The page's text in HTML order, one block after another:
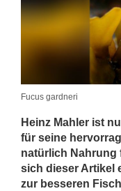
Fucus gardneri
Heinz Mahler ist
für seine
natürlich Nahrung
sich dieser Artikel
zur besseren